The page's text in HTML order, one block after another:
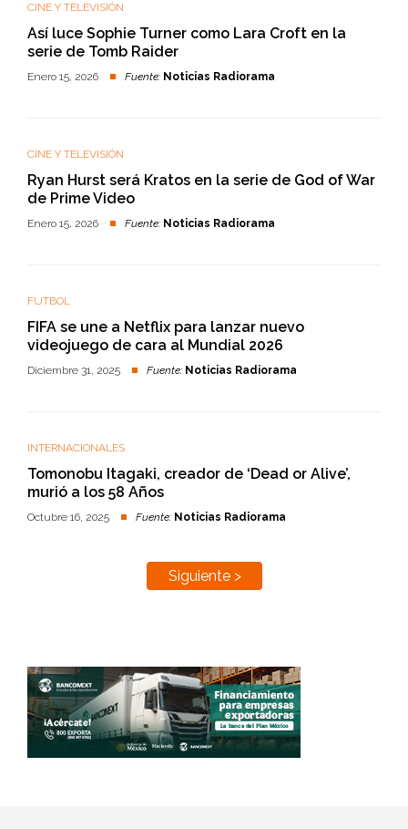
CINE Y TELEVISIÓN
Así luce Sophie Turner como Lara Croft en la
serie de Tomb Raider
Enero 15, 2026 Fuente: Noticias Radiorama
CINE Y TELEVISIÓN
Ryan Hurst será Kratos en la serie de God of War
de Prime Video
Enero 15, 2026 Fuente: Noticias Radiorama
FUTBOL
FIFA se une a Netflix para lanzar nuevo
videojuego de cara al Mundial 2026
Diciembre 31, 2025 Fuente: Noticias Radiorama
INTERNACIONALES
Tomonobu Itagaki, creador de ‘Dead or Alive’,
murió a los 58 Años
Octubre 16, 2025 Fuente: Noticias Radiorama
Siguiente >